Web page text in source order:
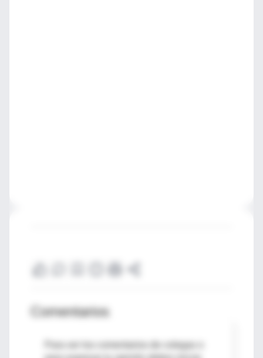
Comentarios
Para ver los comentarios de colegas o